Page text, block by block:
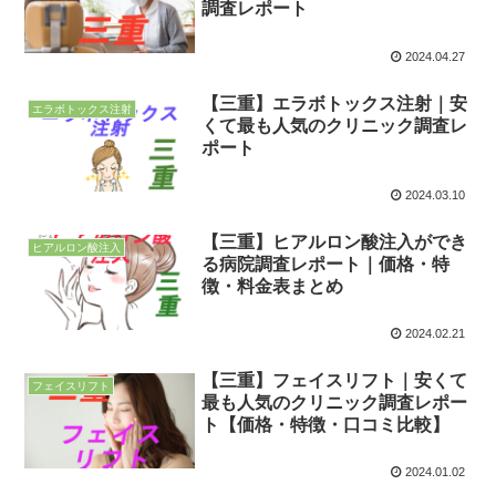
調査レポート
2024.04.27
エラボトックス注射
【三重】エラボトックス注射｜安
くて最も人気のクリニック調査レ
ポート
2024.03.10
ヒアルロン酸注入
【三重】ヒアルロン酸注入ができ
る病院調査レポート｜価格・特
徴・料金表まとめ
2024.02.21
フェイスリフト
【三重】フェイスリフト｜安くて
最も人気のクリニック調査レポー
ト【価格・特徴・口コミ比較】
2024.01.02